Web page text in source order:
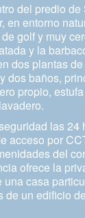
del predio de
en entorno
golf y muy
y la
dos plantas
dos baños,
propio,
las 24
acceso por
del
ofrece la
una casa
de un edificio